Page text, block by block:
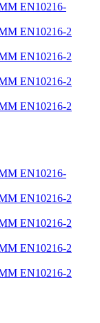
EN10216-
EN10216-2
EN10216-2
EN10216-2
EN10216-2
EN10216-
EN10216-2
EN10216-2
EN10216-2
EN10216-2